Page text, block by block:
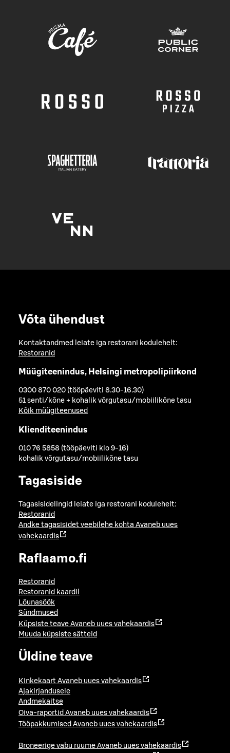
Võta ühendust
Kontaktandmed leiate iga restorani kodulehelt:
Restoranid
Müügiteenindus, Helsingi metropolipiirkond
0300 870 020 (tööpäeviti 8.30-16.30)
51 senti/kõne + kohalik võrgutasu/mobiilikõne tasu
Kõik müügiteenused
Klienditeenindus
010 76 5858 (tööpäeviti klo 9-16)
kohalik võrgutasu/mobiilikõne tasu
Tagasiside
Tagasisidelingid leiate iga restorani kodulehelt:
Restoranid
Andke tagasisidet veebilehe kohta Avaneb uues
vahekaardis
Raflaamo.fi
Restoranid
Restoranid kaardil
Lõunasöök
Sündmused
Küpsiste teave Avaneb uues vahekaardis
Muuda küpsiste sätteid
Üldine teave
Kinkekaart Avaneb uues vahekaardis
Ajakirjandusele
Andmekaitse
Oiva-raportid Avaneb uues vahekaardis
Tööpakkumised Avaneb uues vahekaardis
Broneerige vabu ruume Avaneb uues vahekaardis